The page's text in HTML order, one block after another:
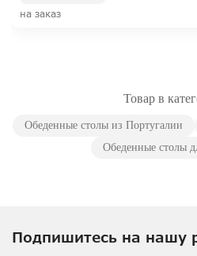
на заказ
Товар в
Обеденные столы из Португалии
Обеденные столы
Подпишитесь на нашу